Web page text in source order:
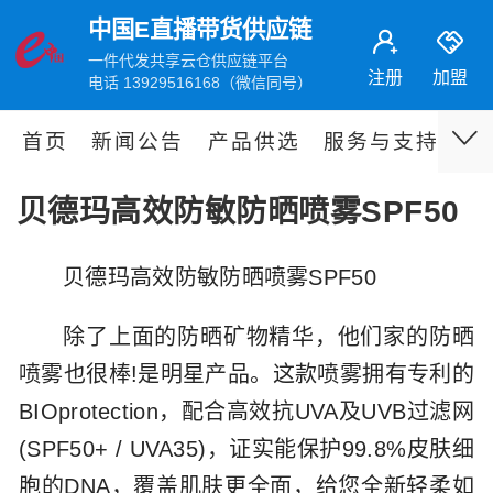
中国E直播带货供应链
一件代发共享云仓供应链平台
电话 13929516168（微信同号）
注册 加盟
首页 新闻公告 产品供选 服务与支持 伙
贝德玛高效防敏防晒喷雾SPF50
贝德玛高效防敏防晒喷雾SPF50
除了上面的防晒矿物精华，他们家的防晒
喷雾也很棒!是明星产品。这款喷雾拥有专利的
BIOprotection，配合高效抗UVA及UVB过滤网
(SPF50+ / UVA35)，证实能保护99.8%皮肤细
胞的DNA，覆盖肌肤更全面，给您全新轻柔如